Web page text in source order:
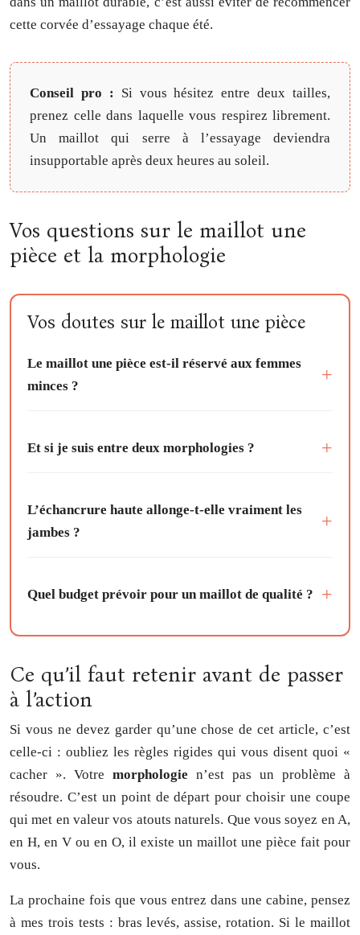
cette corvée d’essayage chaque été.
Conseil pro : Si vous hésitez entre deux tailles,
prenez celle dans laquelle vous respirez librement.
Un maillot qui serre à l’essayage deviendra
insupportable après deux heures au soleil.
Vos questions sur le maillot une
pièce et la morphologie
Vos doutes sur le maillot une pièce
Le maillot une pièce est-il réservé aux femmes
minces ?
Et si je suis entre deux morphologies ?
L’échancrure haute allonge-t-elle vraiment les
jambes ?
Quel budget prévoir pour un maillot de qualité ?
Ce qu’il faut retenir avant de passer
à l’action
Si vous ne devez garder qu’une chose de cet article, c’est
celle-ci : oubliez les règles rigides qui vous disent quoi «
cacher ». Votre morphologie n’est pas un problème à
résoudre. C’est un point de départ pour choisir une coupe
qui met en valeur vos atouts naturels. Que vous soyez en A,
en H, en V ou en O, il existe un maillot une pièce fait pour
vous.
La prochaine fois que vous entrez dans une cabine, pensez
à mes trois tests : bras levés, assise, rotation. Si le maillot